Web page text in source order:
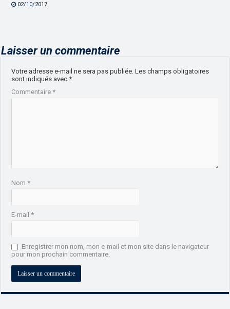
02/10/2017
Laisser un commentaire
Votre adresse e-mail ne sera pas publiée. Les champs obligatoires
sont indiqués avec*
Commentaire*
Nom*
E-mail*
Enregistrer mon nom, mon e-mail et mon site dans le navigateur
pour mon prochain commentaire.